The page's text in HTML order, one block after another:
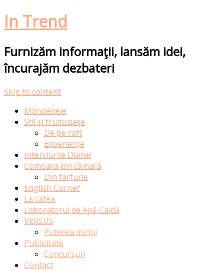
In Trend
Furnizăm informaţii, lansăm idei,
încurajăm dezbateri
Skip to content
Mondènele
Stil şi frumuseţe
De pe raft
Experiențe
Interviurile Dianei
Comoara din cămară
Din farfurie
English Corner
La cafea
Laboratorul de Apă Caldă
VERSUS
Puterea minții
Publicitate
Concursuri
Contact